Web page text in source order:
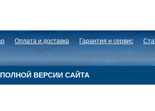
Оплата и доставка Гарантия и сервис
ВЕРСИИ САЙТА